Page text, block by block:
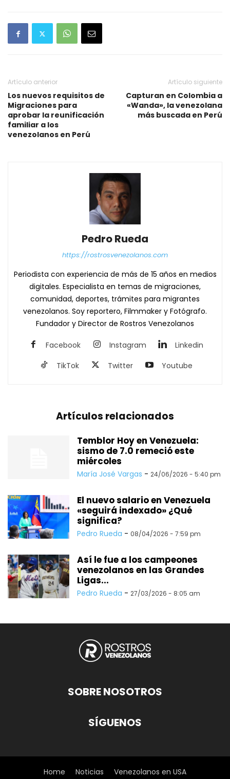
Artículo anterior
Los nuevos requisitos de
Migraciones para
aprobar la reunificación
familiar a los
venezolanos en Perú
Artículo siguiente
Capturan en Colombia a
«Wanda», la venezolana
más buscada en Perú
Pedro Rueda
https://rostrosvenezolanos.com
Periodista con experiencia de más de 15 años en medios
digitales. Especialista en temas de migraciones,
comunidad, deportes, trámites para migrantes
venezolanos. Soy reportero, Filmmaker y Fotógrafo.
Fundador y Director de Rostros Venezolanos
Facebook Instagram
Linkedin
TikTok
Twitter Youtube
Artículos relacionados
Temblor Hoy en Venezuela:
sismo de 7.0 remeció este
miércoles
María José Vargas - 24/06/2026 - 5:40 pm
El nuevo salario en Venezuela
«seguirá indexado» ¿Qué
significa?
Pedro Rueda - 08/04/2026 - 7:59 pm
Así le fue a los campeones
venezolanos en las Grandes
Ligas...
Pedro Rueda - 27/03/2026 - 8:05 am
SOBRE NOSOTROS
SÍGUENOS
Home Noticias Venezolanos en USA